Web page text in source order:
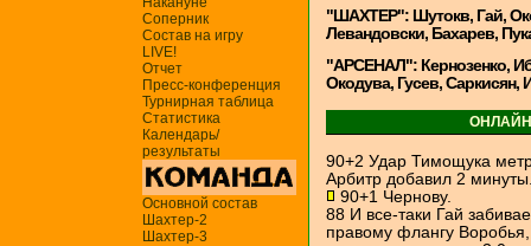
Соперник
Состав на игру
LIVE!
Отчет
Пресс-конференция
Турнирная таблица
Статистика
Календарь/
результаты
Основной состав
Шахтер-2
Шахтер-3
"ШАХТЕР": Шутокв, Гай,
Левандовски, Бахарев,
"АРСЕНАЛ": Кернозенко,
Окодува, Гусев, Саркисян,
90+2 Удар Тимощука
Арбитр добавил 2
90+1 Чернову.
88 И все-таки Гай
правому флангу